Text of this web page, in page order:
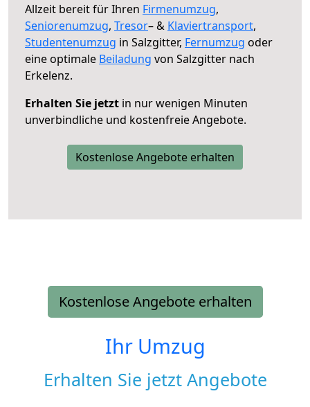
Allzeit bereit für Ihren Firmenumzug,
Seniorenumzug, Tresor– & Klaviertransport,
Studentenumzug in Salzgitter, Fernumzug oder
eine optimale Beiladung von Salzgitter nach
Erkelenz.
Erhalten Sie jetzt in nur wenigen Minuten
unverbindliche und kostenfreie Angebote.
Kostenlose Angebote erhalten
Kostenlose Angebote erhalten
Ihr Umzug
Erhalten Sie jetzt Angebote